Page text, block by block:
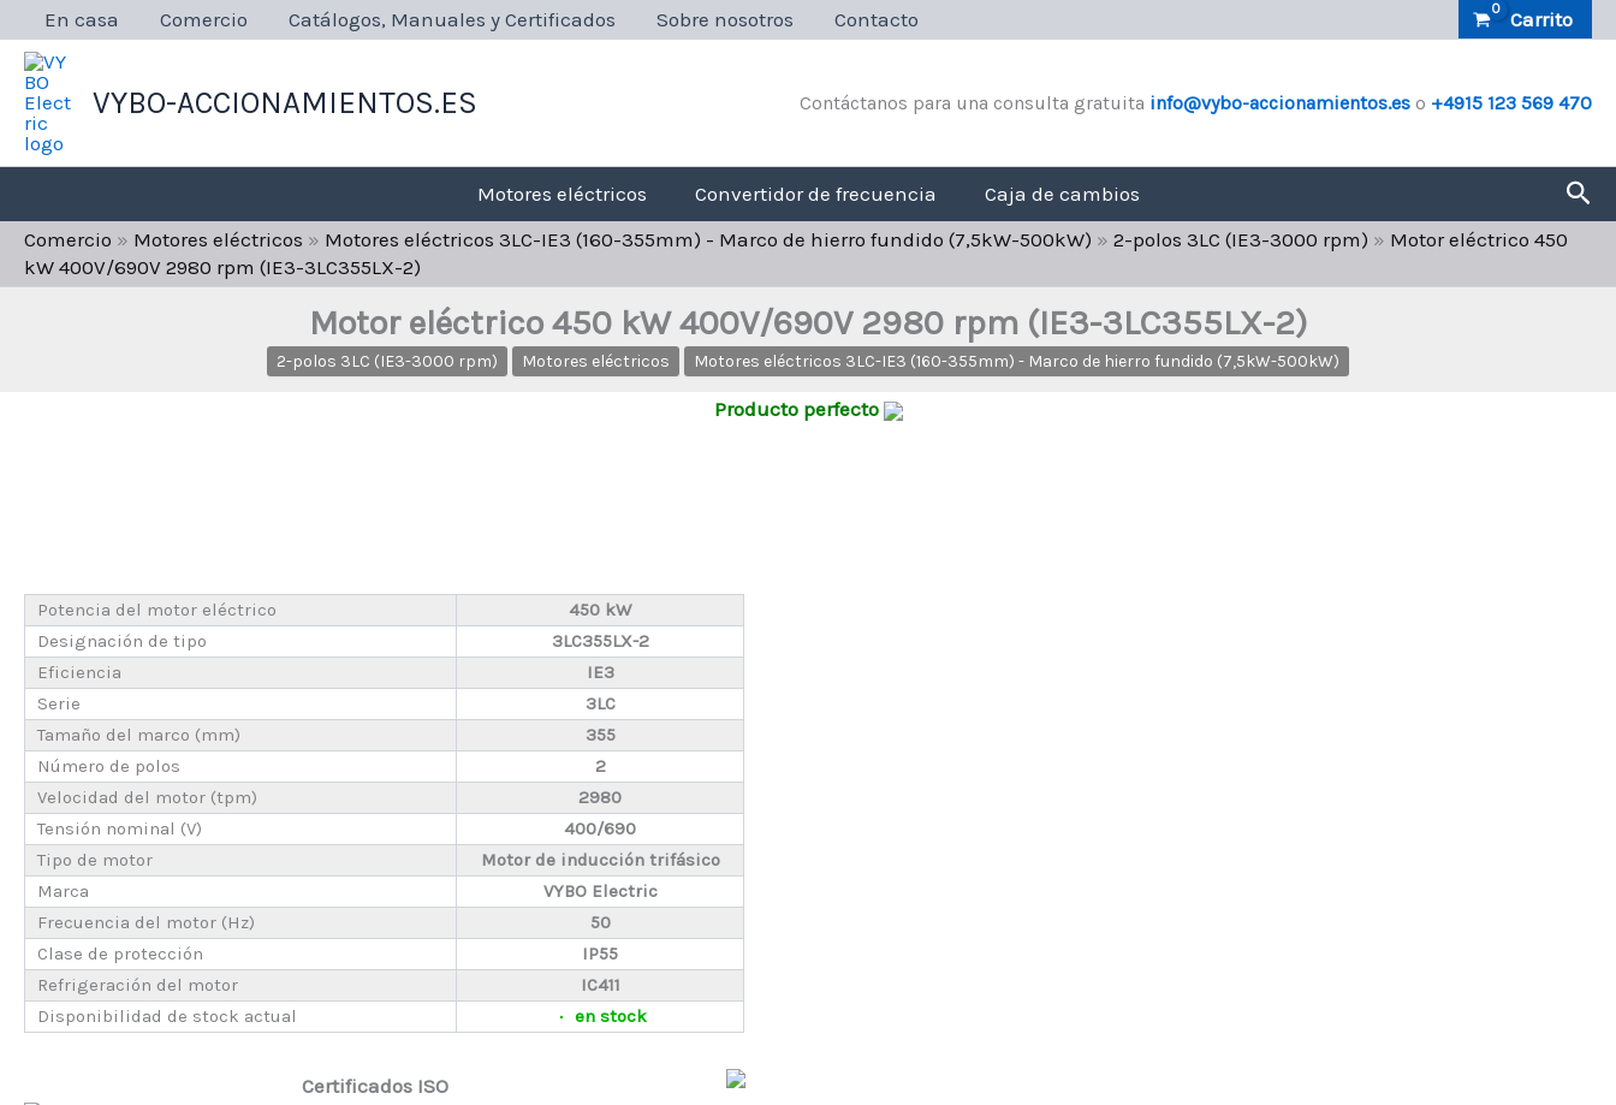
contenido
En casa Comercio Catálogos, Manuales y Certificados Sobre nosotros Contacto Carrito
VYBO-ACCIONAMIENTOS.ES Contáctanos para una consulta gratuita info@vybo-accionamientos.es o +4915 123 569 470
Motores eléctricos Convertidor de frecuencia Caja de cambios
Comercio » Motores eléctricos » Motores eléctricos 3LC-IE3 (160-355mm) - Marco de hierro fundido (7,5kW-500kW) » 2-polos 3LC (IE3-3000 rpm) » Motor eléctrico 450
kW 400V/690V 2980 rpm (IE3-3LC355LX-2)
Motor eléctrico 450 kW 400V/690V 2980 rpm (IE3-3LC355LX-2)
2-polos 3LC (IE3-3000 rpm) Motores eléctricos Motores eléctricos 3LC-IE3 (160-355mm) - Marco de hierro fundido (7,5kW-500kW)
Producto perfecto
Potencia del motor eléctrico
450 kW
Designación de tipo
3LC355LX-2
Eficiencia
IE3
Serie
3LC
Tamaño del marco (mm)
355
Número de polos
2
Velocidad del motor (tpm)
2980
Tensión nominal (V)
400/690
Tipo de motor
Motor de inducción trifásico
Marca
VYBO Electric
Frecuencia del motor (Hz)
50
Clase de protección
IP55
Refrigeración del motor
IC411
Disponibilidad de stock actual
en stock
Certificados ISO